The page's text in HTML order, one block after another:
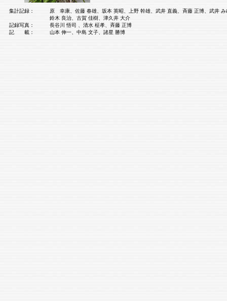
集計記録：
原 幸康、佐藤 春雄、坂本 英昭、上野 幹雄、武井 直義、斉藤 正博、武井
鈴木 良治、古賀 佳樹、津久井 大介
記録写真：
長谷川 悟司 、清水 柾孝、斉藤 正博
記 載：
山本 伸一、中島 文子、諸星 勝博